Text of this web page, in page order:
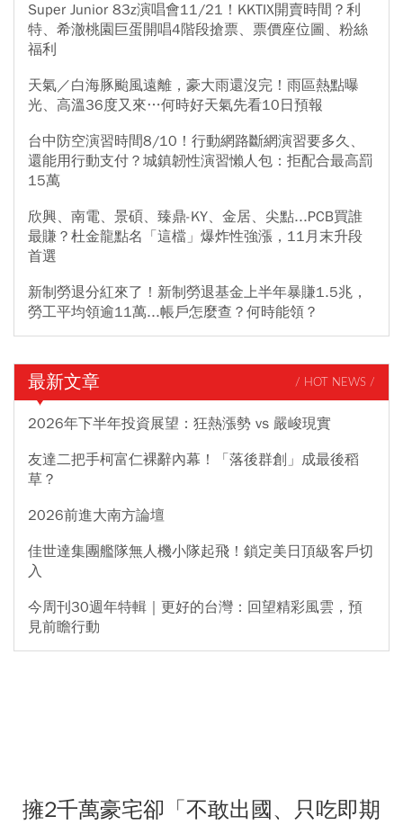
Super Junior 83z演唱會11/21！KKTIX開賣時間？利
特、希澈桃園巨蛋開唱4階段搶票、票價座位圖、粉絲
福利
天氣／白海豚颱風遠離，豪大雨還沒完！雨區熱點曝
光、高溫36度又來…何時好天氣先看10日預報
台中防空演習時間8/10！行動網路斷網演習要多久、
還能用行動支付？城鎮韌性演習懶人包：拒配合最高罰
15萬
欣興、南電、景碩、臻鼎-KY、金居、尖點...PCB買誰
最賺？杜金龍點名「這檔」爆炸性強漲，11月末升段
首選
新制勞退分紅來了！新制勞退基金上半年暴賺1.5兆，
勞工平均領逾11萬...帳戶怎麼查？何時能領？
最新文章 / HOT NEWS /
2026年下半年投資展望：狂熱漲勢 vs 嚴峻現實
友達二把手柯富仁裸辭內幕！「落後群創」成最後稻
草？
2026前進大南方論壇
佳世達集團艦隊無人機小隊起飛！鎖定美日頂級客戶切
入
今周刊30週年特輯｜更好的台灣：回望精彩風雲，預
見前瞻行動
擁2千萬豪宅卻「不敢出國、只吃即期